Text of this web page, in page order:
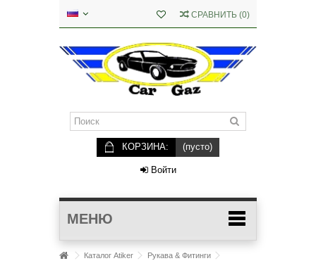
СРАВНИТЬ (0)
КОРЗИНА: (пусто)
Войти
МЕНЮ
Каталог Atiker Рукава & Фитинги